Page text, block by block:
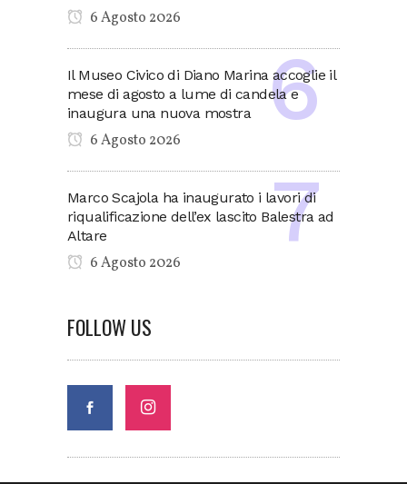
6 Agosto 2026
Il Museo Civico di Diano Marina accoglie il
mese di agosto a lume di candela e
inaugura una nuova mostra
6 Agosto 2026
Marco Scajola ha inaugurato i lavori di
riqualificazione dell’ex lascito Balestra ad
Altare
6 Agosto 2026
FOLLOW US